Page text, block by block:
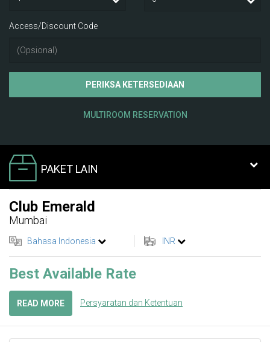
Access/Discount Code
PERIKSA KETERSEDIAAN
MULTIROOM RESERVATION
PAKET LAIN
Club Emerald
Mumbai
Bahasa Indonesia INR
Best Available Rate
READ MORE Persyaratan dan Ketentuan